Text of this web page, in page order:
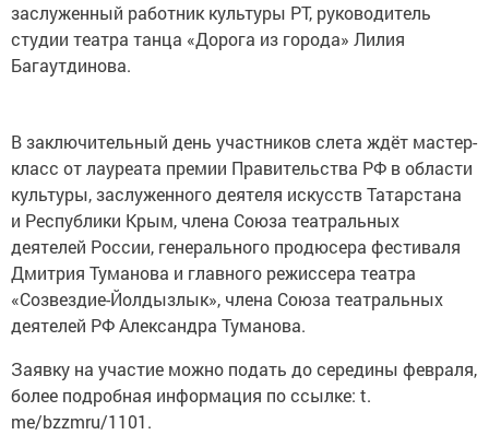
заслуженный работник культуры РТ, руководитель
студии театра танца «Дорога из города» Лилия
Багаутдинова.
В заключительный день участников слета ждёт мастер-
класс от лауреата премии Правительства РФ в области
культуры, заслуженного деятеля искусств Татарстана
и Республики Крым, члена Союза театральных
деятелей России, генерального продюсера фестиваля
Дмитрия Туманова и главного режиссера театра
«Созвездие-Йолдызлык», члена Союза театральных
деятелей РФ Александра Туманова.
Заявку на участие можно подать до середины февраля,
более подробная информация по ссылке: t.
me/bzzmru/1101.